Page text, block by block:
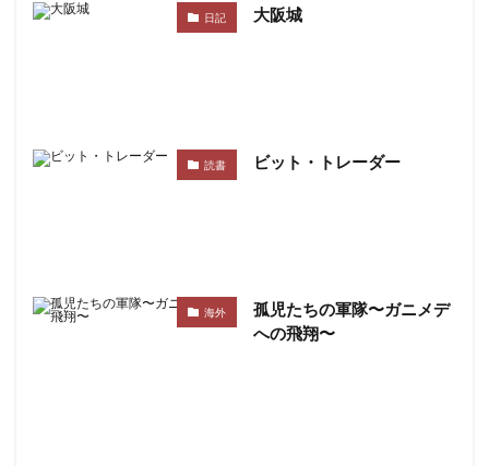
日記 大阪城
読書 ビット・トレーダー
海外
孤児たちの軍隊〜ガニメデ
への飛翔〜